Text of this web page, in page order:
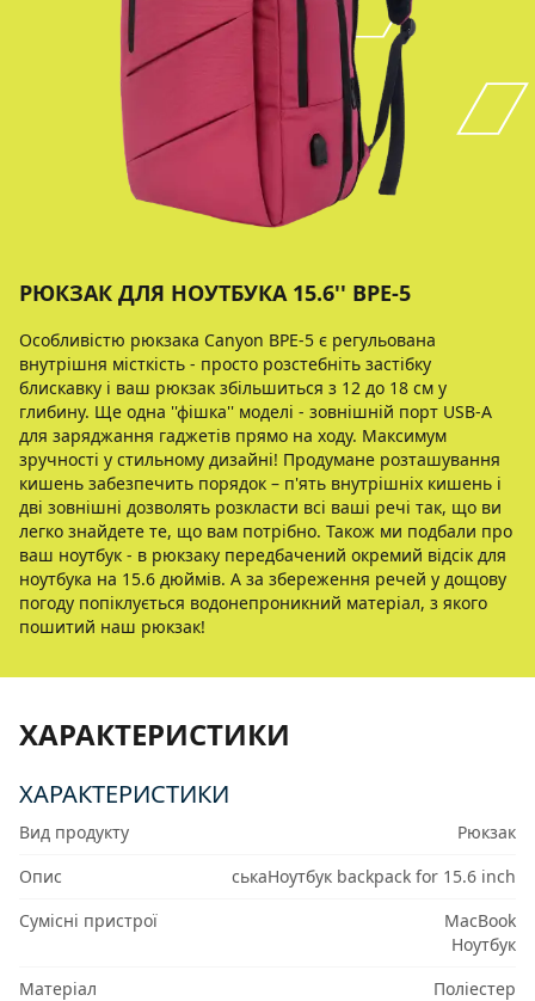
РЮКЗАК ДЛЯ НОУТБУКА 15.6'' BPE-5
Особливістю рюкзака Canyon BPE-5 є регульована
внутрішня місткість - просто розстебніть застібку
блискавку і ваш рюкзак збільшиться з 12 до 18 см у
глибину. Ще одна ''фішка'' моделі - зовнішній порт USB-A
для заряджання гаджетів прямо на ходу. Максимум
зручності у стильному дизайні! Продумане розташування
кишень забезпечить порядок – п'ять внутрішніх кишень і
дві зовнішні дозволять розкласти всі ваші речі так, що ви
легко знайдете те, що вам потрібно. Також ми подбали про
ваш ноутбук - в рюкзаку передбачений окремий відсік для
ноутбука на 15.6 дюймів. А за збереження речей у дощову
погоду попіклується водонепроникний матеріал, з якого
пошитий наш рюкзак!
ХАРАКТЕРИСТИКИ
ХАРАКТЕРИСТИКИ
Вид продукту
Рюкзак
Опис
ськаНоутбук backpack for 15.6 inch
Сумісні пристрої
MacBook
Ноутбук
Матеріал
Поліестер